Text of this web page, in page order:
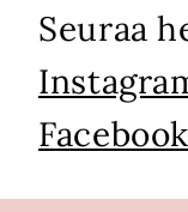
Seuraa